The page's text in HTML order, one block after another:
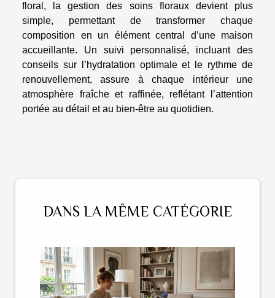
floral, la gestion des soins floraux devient plus
simple, permettant de transformer chaque
composition en un élément central d’une maison
accueillante. Un suivi personnalisé, incluant des
conseils sur l’hydratation optimale et le rythme de
renouvellement, assure à chaque intérieur une
atmosphère fraîche et raffinée, reflétant l’attention
portée au détail et au bien-être au quotidien.
DANS LA MÊME CATÉGORIE